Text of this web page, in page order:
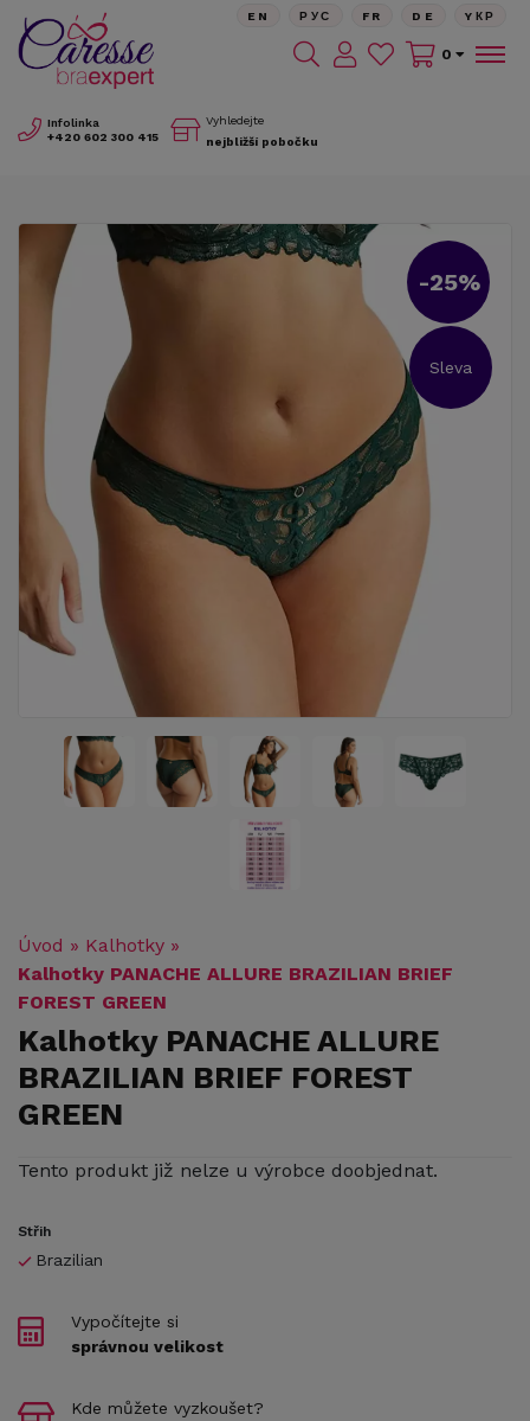
Infolinka
+420 602 300 415
Vyhledejte
nejbližší pobočku
EN РУС FR DE YКР
0
-25%
Sleva
Úvod » Kalhotky »
Kalhotky PANACHE ALLURE BRAZILIAN BRIEF
FOREST GREEN
Kalhotky PANACHE ALLURE
BRAZILIAN BRIEF FOREST
GREEN
Tento produkt již nelze u výrobce doobjednat.
Střih
Brazilian
Vypočítejte si
správnou velikost
Kde můžete vyzkoušet?